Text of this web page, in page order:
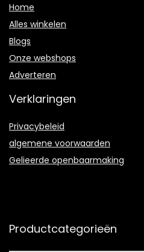
Home
Alles winkelen
Blogs
Onze webshops
Adverteren
Verklaringen
Privacybeleid
algemene voorwaarden
Gelieerde openbaarmaking
Productcategorieën